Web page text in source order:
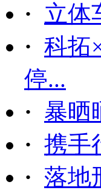
· 立体
· 科拓
停...
· 暴晒
· 携手
· 落地